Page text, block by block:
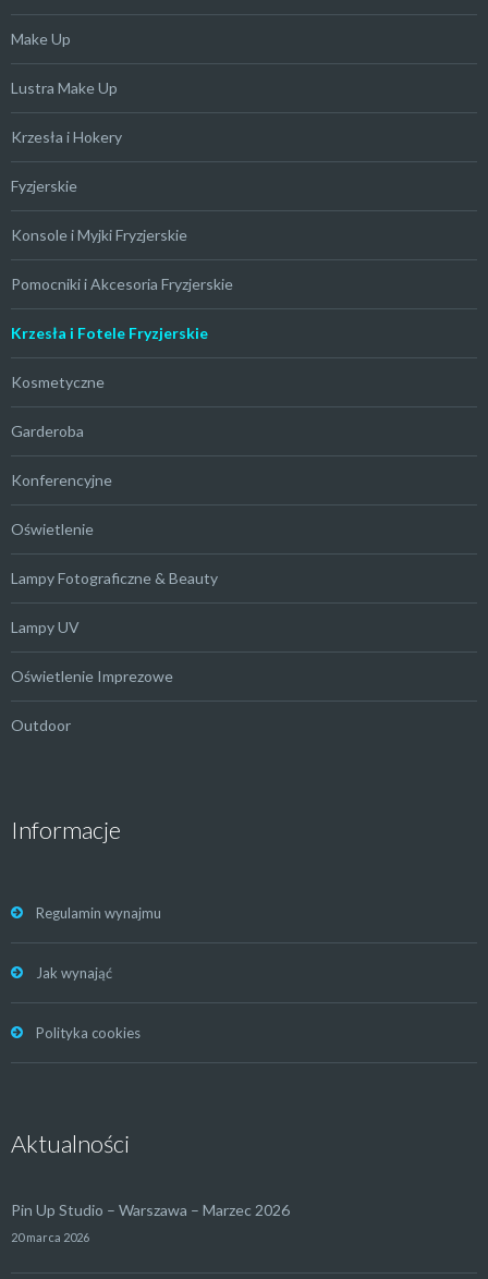
Make Up
Lustra Make Up
Krzesła i Hokery
Fyzjerskie
Konsole i Myjki Fryzjerskie
Pomocniki i Akcesoria Fryzjerskie
Krzesła i Fotele Fryzjerskie
Kosmetyczne
Garderoba
Konferencyjne
Oświetlenie
Lampy Fotograficzne & Beauty
Lampy UV
Oświetlenie Imprezowe
Outdoor
Informacje
Regulamin wynajmu
Jak wynająć
Polityka cookies
Aktualności
Pin Up Studio – Warszawa – Marzec 2026
20 marca 2026